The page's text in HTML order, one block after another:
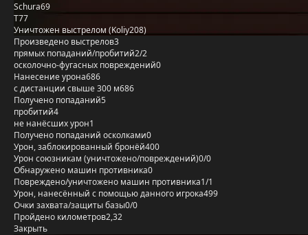
Schura69
T77
Уничтожен выстрелом (Koliy208)
Произведено выстрелов3
прямых попаданий/пробитий2/2
осколочно-фугасных повреждений0
Нанесение урона686
с дистанции свыше 300 м686
Получено попаданий5
пробитий4
не нанёсших урон1
Получено попаданий осколками0
Урон, заблокированный бронёй400
Урон союзникам (уничтожено/повреждений)0/0
Обнаружено машин противника0
Повреждено/уничтожено машин противника1/1
Урон, нанесённый с помощью данного игрока499
Очки захвата/защиты базы0/0
Пройдено километров2,32
Закрыть